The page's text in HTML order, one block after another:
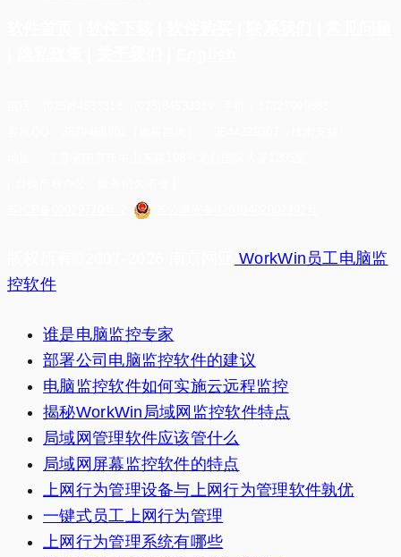
WorkWin员工电脑监
控软件
谁是电脑监控专家
部署公司电脑监控软件的建议
电脑监控软件如何实施云远程监控
揭秘WorkWin局域网监控软件特点
局域网管理软件应该管什么
局域网屏幕监控软件的特点
上网行为管理设备与上网行为管理软件孰优
一键式员工上网行为管理
上网行为管理系统有哪些